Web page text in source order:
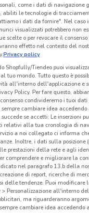
4.8 km
come i dati di navigazione
abiliti le tecnologie di
i dati da fornire". Nel caso
visualizzati potrebbero non
scelte o per revocare il
effetto nel contesto del
Privacy policy
Shopfully/Tiendeo puoi
tuo mondo. Tutto questo è
all'interno dell'applicazione e
Policy. Per fare questo,
condivideremo i tuoi dati
cambiare idea accedendo
se accetti: Le inserzioni
relativi alla tua cronologia di
a noi collegato ci informa
Inoltre, i dati sulla posizione
prestazioni della rete e agli
comprendere e migliorare la
nel paragrafo 13.b della
di report, ricerche di
delle tendenze. Puoi modificare
Personalizzazione all'interno
ma riguarderanno
cambiare idea accedendo